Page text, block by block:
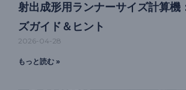
射出成形用ランナーサイズ計算機
ズガイド＆ヒント
2026-04-28
もっと読む »